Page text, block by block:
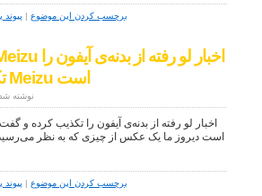
برچسب کردن این موضوع | پیوند
تکذیب کرده و گفت این یک گوشی Meizu است
نوشته شده
برچسب کردن این موضوع | پیوند